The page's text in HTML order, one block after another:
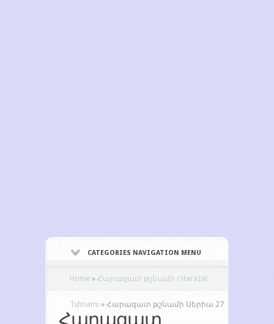
CATEGORIES NAVIGATION MENU
Home » Հարազատ թշնամի / Harazat
Tshnami » Հարազատ թշնամի Սերիա 27
Հարազատ